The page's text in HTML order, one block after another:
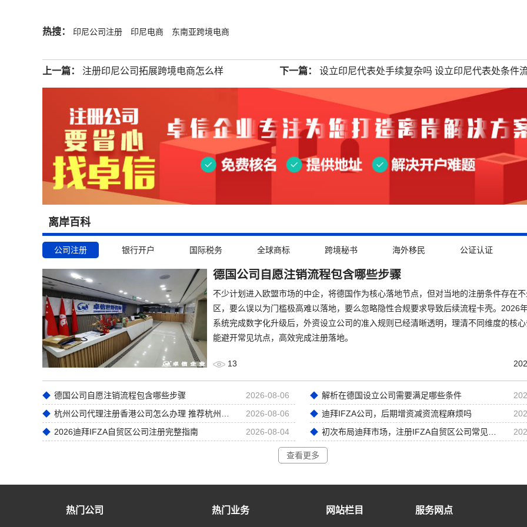
热搜： 印尼公司注册 印尼电商 东南亚跨境电商
上一篇： 注册印尼公司拓展跨境电商怎么样 下一篇： 设立印尼代表处手续复杂吗 设立印尼代表处条件
离岸百科
公司注册 银行开户 国际税务 全球商标 跨境秘书 海外移民 公证认证
德国公司自愿注销流程包含哪些步骤
不少计划进入欧盟市场的中企，将德国作为核心落地节点，但对当地的注册条件存在
区，要么误以为门槛极高难以落地，要么忽略隐性合规要求导致后续流程卡壳。2026
系统完成数字化升级后，外资设立公司的准入规则已经清晰透明，理清不同维度的核
能避开常见坑点，高效完成注册落地。
13
德国公司自愿注销流程包含哪些步骤 2026-08-06 解析在德国设立公司需要满足哪些条件
2026-08-06 迪拜IFZA公司，后期增资减资流程麻烦吗
2026迪拜IFZA自贸区公司注册完整指南
2026-08-04
查看更多
热门公司 热门业务 网站栏目 服务网点